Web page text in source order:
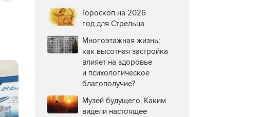
Гороскоп на 2026
год для Стрельца
Многоэтажная жизнь:
как высотная застройка
влияет на здоровье
и психологическое
благополучие?
Музей будущего. Каким
видели настоящее